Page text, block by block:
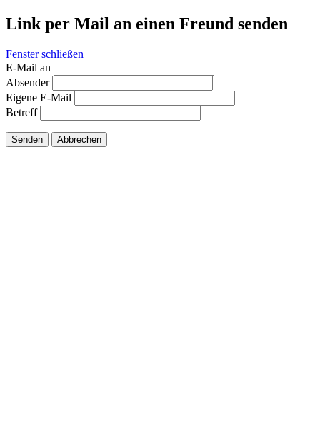
Link per Mail an einen Freund senden
Fenster schließen
E-Mail an
Absender
Eigene E-Mail
Betreff
Senden Abbrechen